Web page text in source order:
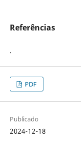
Referências
.
PDF
Publicado
2024-12-18